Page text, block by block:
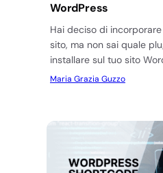
WordPress
Hai deciso di
sito, ma non sai quale
installare sul tuo sito
plugin…
Maria Grazia Guzzo